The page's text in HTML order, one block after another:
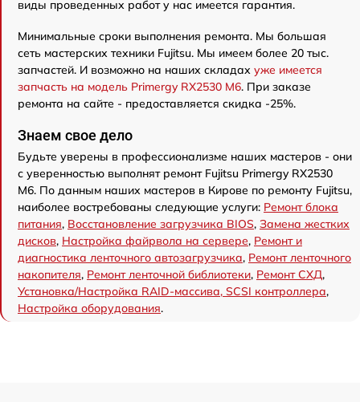
виды проведенных работ у нас имеется гарантия.
Минимальные сроки выполнения ремонта. Мы большая
сеть мастерских техники Fujitsu. Мы имеем более 20 тыс.
запчастей. И возможно на наших складах уже имеется
запчасть на модель Primergy RX2530 M6. При заказе
ремонта на сайте - предоставляется скидка -25%.
Знаем свое дело
Будьте уверены в профессионализме наших мастеров - они
с уверенностью выполнят ремонт Fujitsu Primergy RX2530
M6. По данным наших мастеров в Кирове по ремонту Fujitsu,
наиболее востребованы следующие услуги: Ремонт блока
питания, Восстановление загрузчика BIOS, Замена жестких
дисков, Настройка файрвола на сервере, Ремонт и
диагностика ленточного автозагрузчика, Ремонт ленточного
накопителя, Ремонт ленточной библиотеки, Ремонт СХД,
Установка/Настройка RAID-массива, SCSI контроллера,
Настройка оборудования.